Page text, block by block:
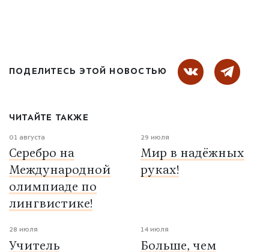
ПОДЕЛИТЕСЬ ЭТОЙ НОВОСТЬЮ
ЧИТАЙТЕ ТАКЖЕ
01 августа
Серебро на
Международной
олимпиаде по
лингвистике!
29 июля
Мир в надёжных
руках!
28 июля
Учитель
14 июля
Больше, чем